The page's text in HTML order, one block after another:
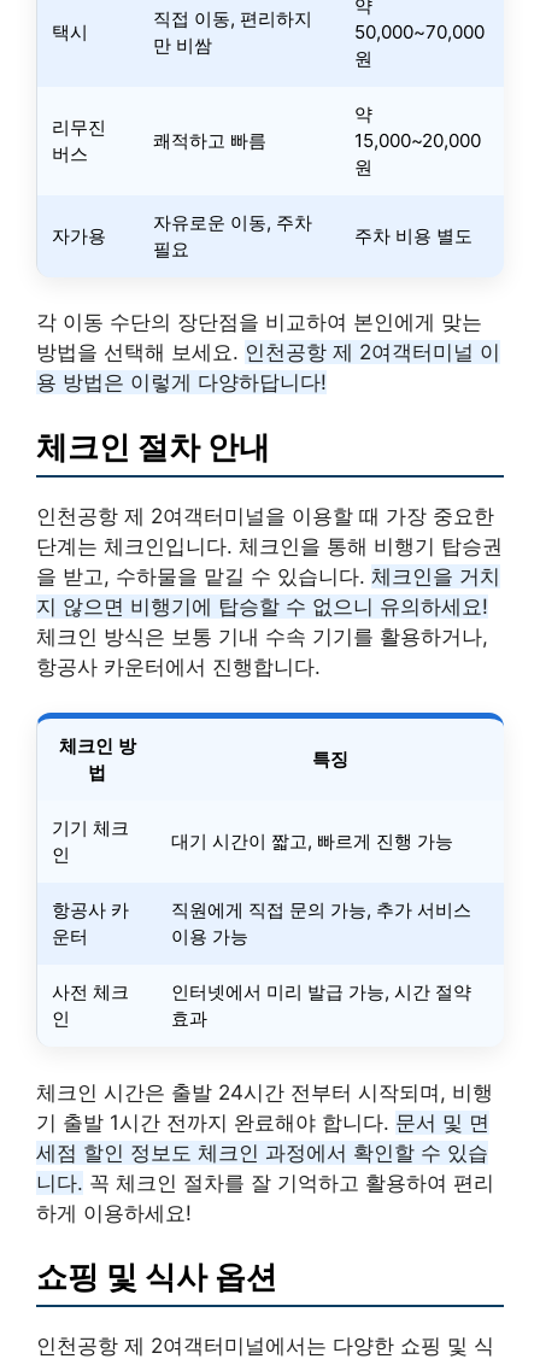
택시
직접 이동, 편리하지
만 비쌈
약
50,000~70,000
원
리무진
버스
쾌적하고 빠름
약
15,000~20,000
원
자가용
자유로운 이동, 주차
필요
주차 비용 별도
각 이동 수단의 장단점을 비교하여 본인에게 맞는
방법을 선택해 보세요. 인천공항 제 2여객터미널 이
용 방법은 이렇게 다양하답니다!
체크인 절차 안내
인천공항 제 2여객터미널을 이용할 때 가장 중요한
단계는 체크인입니다. 체크인을 통해 비행기 탑승권
을 받고, 수하물을 맡길 수 있습니다. 체크인을 거치
지 않으면 비행기에 탑승할 수 없으니 유의하세요!
체크인 방식은 보통 기내 수속 기기를 활용하거나,
항공사 카운터에서 진행합니다.
체크인 방
법
특징
기기 체크
인
대기 시간이 짧고, 빠르게 진행 가능
항공사 카
운터
직원에게 직접 문의 가능, 추가 서비스
이용 가능
사전 체크
인
인터넷에서 미리 발급 가능, 시간 절약
효과
체크인 시간은 출발 24시간 전부터 시작되며, 비행
기 출발 1시간 전까지 완료해야 합니다. 문서 및 면
세점 할인 정보도 체크인 과정에서 확인할 수 있습
니다. 꼭 체크인 절차를 잘 기억하고 활용하여 편리
하게 이용하세요!
쇼핑 및 식사 옵션
인천공항 제 2여객터미널에서는 다양한 쇼핑 및 식